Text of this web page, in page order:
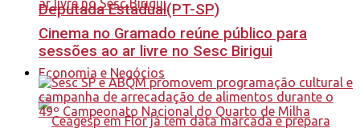
Deputada Estadual(PT-SP)
Economia e Negócios
Cinema no Gramado reúne público para
sessões ao ar livre no Sesc Birigui